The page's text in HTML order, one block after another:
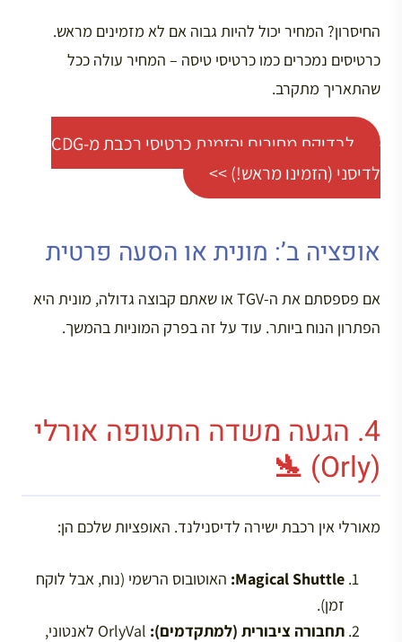
החיסרון? המחיר יכול להיות גבוה אם לא מזמינים מראש.
כרטיסים נמכרים כמו כרטיסי טיסה – המחיר עולה ככל
שהתאריך מתקרב.
לבדיקת מחירים והזמנת כרטיסי רכבת מ-CDG
לדיסני (הזמינו מראש!) >>
אופציה ב’: מונית או הסעה פרטית
אם פספסתם את ה-TGV או שאתם קבוצה גדולה, מונית היא
הפתרון הנוח ביותר. עוד על זה בפרק המוניות בהמשך.
4. הגעה משדה התעופה אורלי
(Orly) 🛬
מאורלי אין רכבת ישירה לדיסנילנד. האופציות שלכם הן:
Magical Shuttle: האוטובוס הרשמי (נוח, אבל לוקח
זמן).
תחבורה ציבורית (למתקדמים):
OrlyVal לאנטוני,